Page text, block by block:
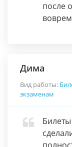
после
Дима
Вид работы:
экзаменам